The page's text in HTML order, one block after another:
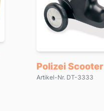
Polizei Scooter
Artikel-Nr. DT-3333